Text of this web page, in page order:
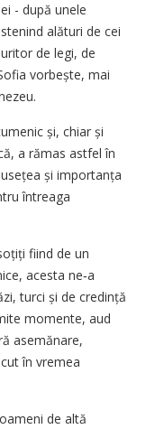
- după unele
alături de cei
de legi, de
vorbește, mai
și, chiar și
a rămas astfel în
și importanța
întreaga
fiind de un
acesta ne‑a
turci și de credință
momente, aud
asemănare,
în vremea
de altă